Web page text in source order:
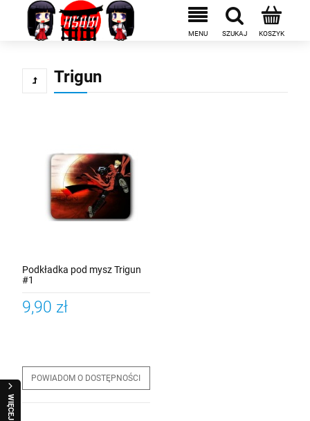
WIĘCEJ
Trigun
Podkładka pod mysz Trigun
#1
9,90 zł
POWIADOM O DOSTĘPNOŚCI